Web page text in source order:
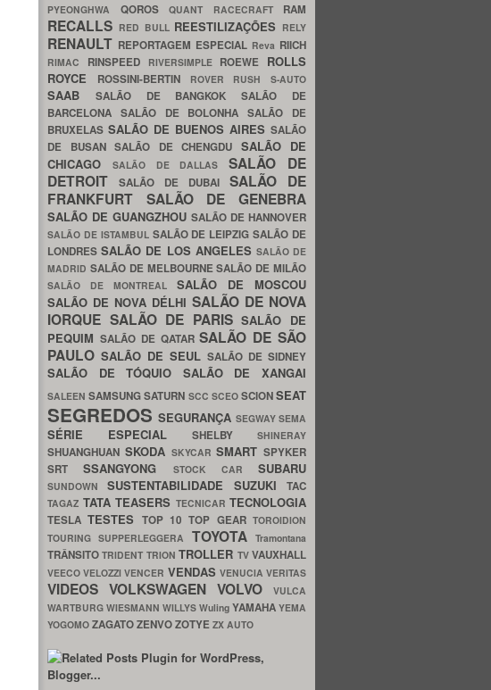
PYEONGHWA QOROS QUANT RACECRAFT RAM
RECALLS RED BULL REESTILIZAÇÕES RELY
RENAULT REPORTAGEM ESPECIAL Reva RIICH
RIMAC RINSPEED RIVERSIMPLE ROEWE ROLLS
ROYCE
ROSSINI-BERTIN ROVER RUSH S-AUTO
SAAB SALÃO DE BANGKOKSALÃO DE
BARCELONA SALÃO DE BOLONHASALÃO DE
BRUXELAS SALÃO DE BUENOS AIRES SALÃO
DE BUSAN SALÃO DE CHENGDU SALÃO DE
CHICAGO
SALÃO DE DALLASSALÃO DE
DETROIT
SALÃO DE DUBAI SALÃO DE
FRANKFURT SALÃO DE GENEBRA
SALÃO DE GUANGZHOU SALÃO DE HANNOVER
SALÃO DE ISTAMBUL SALÃO DE LEIPZIGSALÃO DE
LONDRESSALÃO DE LOS ANGELES SALÃO DE
MADRID SALÃO DE MELBOURNESALÃO DE MILÃO
SALÃO DE MONTREAL SALÃO DE MOSCOU
SALÃO DE NOVA DÉLHI SALÃO DE NOVA
IORQUE SALÃO DE PARISSALÃO DE
PEQUIM SALÃO DE QATARSALÃO DE SÃO
PAULO SALÃO DE SEUL SALÃO DE SIDNEY
SALÃO DE TÓQUIO SALÃO DE XANGAI
SALEENSAMSUNGSATURN SCC SCEO SCIONSEAT
SEGREDOSSEGURANÇA SEGWAYSEMA
SÉRIE ESPECIAL SHELBY SHINERAY
SHUANGHUAN SKODA SKYCARSMART SPYKER
SRTSSANGYONG STOCK CAR SUBARU
SUNDOWNSUSTENTABILIDADE SUZUKITAC
TAGAZ TATA TEASERS TECNICAR TECNOLOGIA
TESLATESTES TOP 10TOP GEARTOROIDION
TOURING SUPPERLEGGERA TOYOTATramontana
TRÂNSITOTRIDENT TRIONTROLLER TVVAUXHALL
VEECOVELOZZIVENCER VENDAS VENUCIAVERITAS
VIDEOS VOLKSWAGEN VOLVO
VULCA
WARTBURG WIESMANN WILLYS Wuling YAMAHA YEMA
YOGOMO ZAGATOZENVOZOTYE ZX AUTO